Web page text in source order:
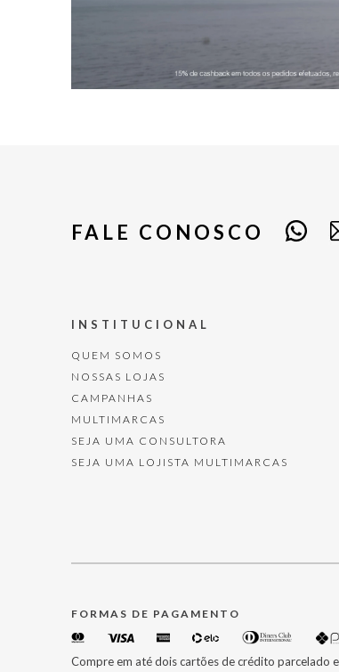
FALE CONOSCO
INSTITUCIONAL
QUEM SOMOS
NOSSAS LOJAS
CAMPANHAS
MULTIMARCAS
SEJA UMA CONSULTORA
SEJA UMA LOJISTA MULTIMARCAS
FORMAS DE PAGAMENTO
Compre em até dois cartões de crédito parcelado